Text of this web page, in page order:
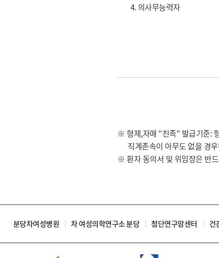
4. 의사무능력자
※ 형제,자매 "친족" 발급기준:
직계존속이 아무도 없을 경
※ 환자 동의서 및 위임장은 반
분당차여성병원 차 여성의학연구소 분당 첨단연구암센터 건